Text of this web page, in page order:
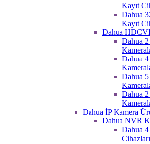
Kayıt
Dahua
Kayıt
Dahua
Dahua
Dahua
Dahua
Dahua
Dahua İP Kamera
Dahua NVR
Dahua
Cihazları